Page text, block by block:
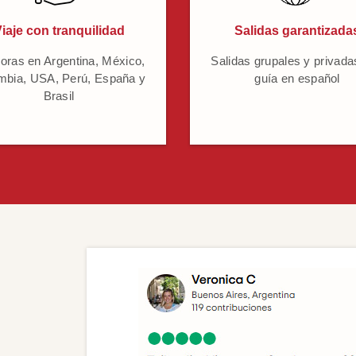
con tranquilidad
en Argentina, México,
USA, Perú, España y
Brasil
Salidas
Salidas grupales y
guía en español